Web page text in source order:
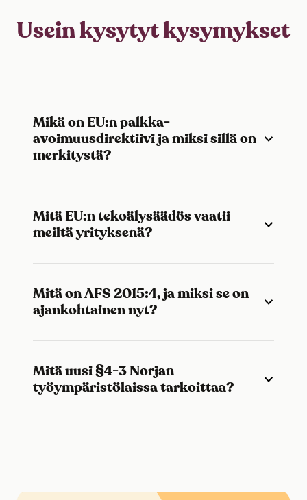
Usein kysytyt kysymykset
Mikä on EU:n palkka-
avoimuusdirektiivi ja miksi sillä on
merkitystä?
Mitä EU:n tekoälysäädös vaatii
meiltä yrityksenä?
Mitä on AFS 2015:4, ja miksi se on
ajankohtainen nyt?
Mitä uusi §4-3 Norjan
työympäristölaissa tarkoittaa?